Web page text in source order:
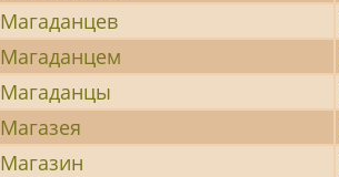
Магаданцев
Магаданцем
Магаданцы
Магазея
Магазин